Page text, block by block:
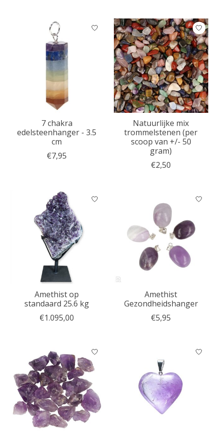
7 chakra
edelsteenhanger - 3.5
cm
€7,95
Natuurlijke mix
trommelstenen (per
scoop van +/- 50
gram)
€2,50
Amethist op
standaard 25.6 kg
€1.095,00
Amethist
Gezondheidshanger
€5,95